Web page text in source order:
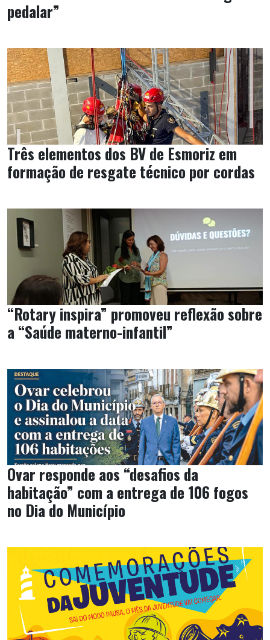
pedalar”
Três elementos dos BV de Esmoriz em
formação de resgate técnico por cordas
“Rotary inspira” promoveu reflexão sobre
a “Saúde materno-infantil”
Ovar responde aos “desafios da
habitação” com a entrega de 106 fogos
no Dia do Município